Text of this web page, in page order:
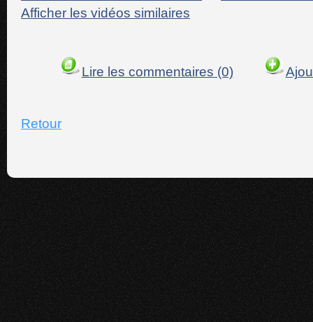
Afficher les vidéos similaires
Lire les commentaires (0)
Retour